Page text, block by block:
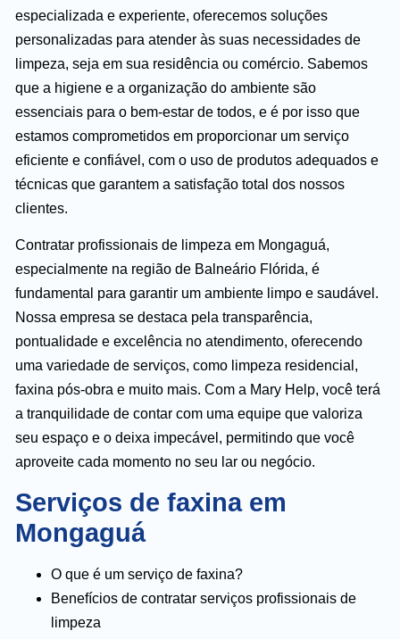
especializada e experiente, oferecemos soluções
personalizadas para atender às suas necessidades de
limpeza, seja em sua residência ou comércio. Sabemos
que a higiene e a organização do ambiente são
essenciais para o bem-estar de todos, e é por isso que
estamos comprometidos em proporcionar um serviço
eficiente e confiável, com o uso de produtos adequados e
técnicas que garantem a satisfação total dos nossos
clientes.
Contratar profissionais de limpeza em Mongaguá,
especialmente na região de Balneário Flórida, é
fundamental para garantir um ambiente limpo e saudável.
Nossa empresa se destaca pela transparência,
pontualidade e excelência no atendimento, oferecendo
uma variedade de serviços, como limpeza residencial,
faxina pós-obra e muito mais. Com a Mary Help, você terá
a tranquilidade de contar com uma equipe que valoriza
seu espaço e o deixa impecável, permitindo que você
aproveite cada momento no seu lar ou negócio.
Serviços de faxina em
Mongaguá
O que é um serviço de faxina?
Benefícios de contratar serviços profissionais de
limpeza